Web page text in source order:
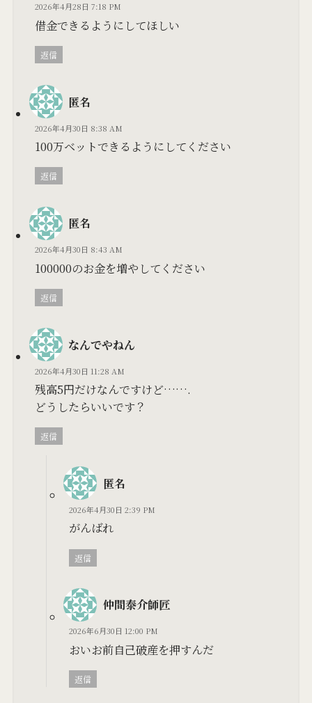
2026年4月28日 7:18 PM
借金できるようにしてほしい
返信
匿名
2026年4月30日 8:38 AM
100万ベットできるようにしてください
返信
匿名
2026年4月30日 8:43 AM
100000のお金を増やしてください
返信
なんでやねん
2026年4月30日 11:28 AM
残高5円だけなんですけど…….
どうしたらいいです？
返信
匿名
2026年4月30日 2:39 PM
がんばれ
返信
仲間泰介師匠
2026年6月30日 12:00 PM
おいお前自己破産を押すんだ
返信